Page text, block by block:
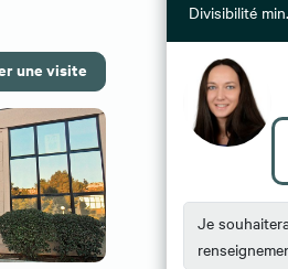
une visite
Divisibilité